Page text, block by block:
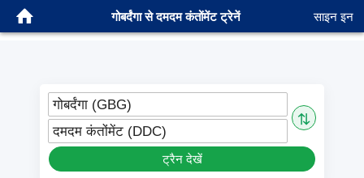
गोबर्दंगा से दमदम कंतोंमेंट ट्रेनें साइन इन
गोबर्दंगा (GBG)
⇅
दमदम कंतोंमेंट (DDC)
ट्रैन देखें